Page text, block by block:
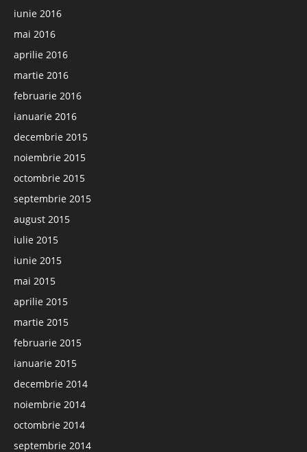
iunie 2016
mai 2016
aprilie 2016
martie 2016
februarie 2016
ianuarie 2016
decembrie 2015
noiembrie 2015
octombrie 2015
septembrie 2015
august 2015
iulie 2015
iunie 2015
mai 2015
aprilie 2015
martie 2015
februarie 2015
ianuarie 2015
decembrie 2014
noiembrie 2014
octombrie 2014
septembrie 2014